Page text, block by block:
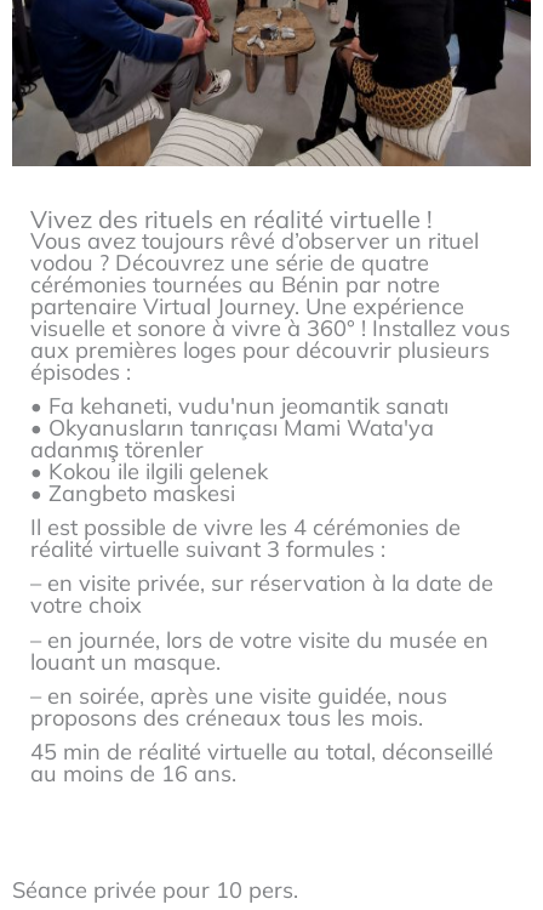
Vivez des rituels en réalité virtuelle !
Vous avez toujours rêvé d’observer un rituel
vodou ? Découvrez une série de quatre
cérémonies tournées au Bénin par notre
partenaire Virtual Journey. Une expérience
visuelle et sonore à vivre à 360° ! Installez vous
aux premières loges pour découvrir plusieurs
épisodes :
• Fa kehaneti, vudu'nun jeomantik sanatı
• Okyanusların tanrıçası Mami Wata'ya
adanmış törenler
• Kokou ile ilgili gelenek
• Zangbeto maskesi
Il est possible de vivre les 4 cérémonies de
réalité virtuelle suivant 3 formules :
– en visite privée, sur réservation à la date de
votre choix
– en journée, lors de votre visite du musée en
louant un masque.
– en soirée, après une visite guidée, nous
proposons des créneaux tous les mois.
45 min de réalité virtuelle au total, déconseillé
au moins de 16 ans.
Séance privée pour 10 pers.